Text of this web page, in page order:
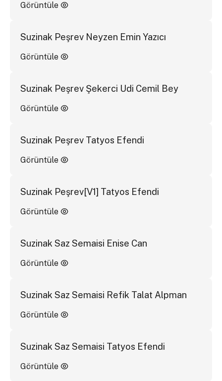
Görüntüle
Suzinak Peşrev Neyzen Emin Yazıcı
Görüntüle
Suzinak Peşrev Şekerci Udi Cemil Bey
Görüntüle
Suzinak Peşrev Tatyos Efendi
Görüntüle
Suzinak Peşrev[V1] Tatyos Efendi
Görüntüle
Suzinak Saz Semaisi Enise Can
Görüntüle
Suzinak Saz Semaisi Refik Talat Alpman
Görüntüle
Suzinak Saz Semaisi Tatyos Efendi
Görüntüle